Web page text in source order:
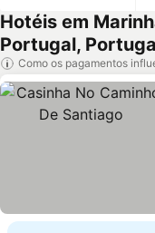
Hotéis em
Portugal,
Como os pagamentos